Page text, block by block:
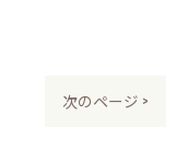
次のページ >